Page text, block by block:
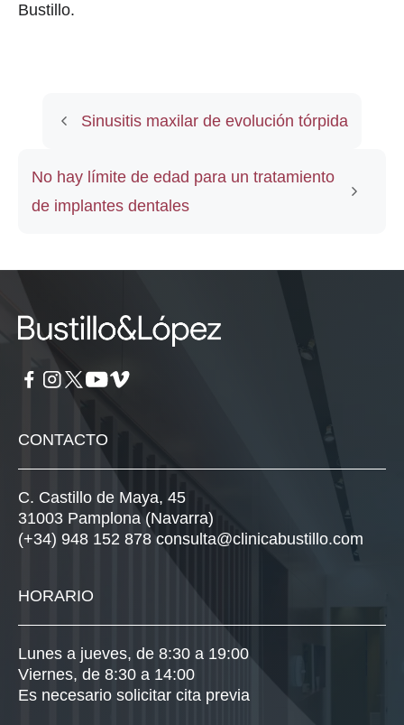
Bustillo.
Sinusitis maxilar de evolución tórpida
No hay límite de edad para un tratamiento
de implantes dentales
CONTACTO
C. Castillo de Maya, 45
31003 Pamplona (Navarra)
(+34) 948 152 878 consulta@clinicabustillo.com
HORARIO
Lunes a jueves, de 8:30 a 19:00
Viernes, de 8:30 a 14:00
Es necesario solicitar cita previa